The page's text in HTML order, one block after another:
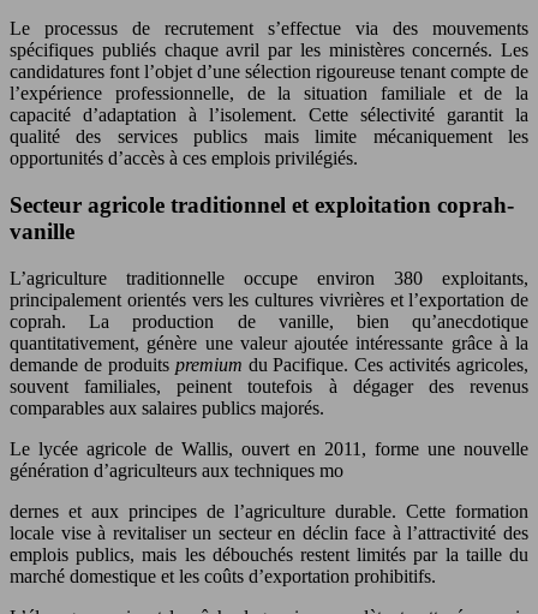
Le processus de recrutement s’effectue via des mouvements
spécifiques publiés chaque avril par les ministères concernés. Les
candidatures font l’objet d’une sélection rigoureuse tenant compte de
l’expérience professionnelle, de la situation familiale et de la
capacité d’adaptation à l’isolement. Cette sélectivité garantit la
qualité des services publics mais limite mécaniquement les
opportunités d’accès à ces emplois privilégiés.
Secteur agricole traditionnel et exploitation coprah-
vanille
L’agriculture traditionnelle occupe environ 380 exploitants,
principalement orientés vers les cultures vivrières et l’exportation de
coprah. La production de vanille, bien qu’anecdotique
quantitativement, génère une valeur ajoutée intéressante grâce à la
demande de produits premium du Pacifique. Ces activités agricoles,
souvent familiales, peinent toutefois à dégager des revenus
comparables aux salaires publics majorés.
Le lycée agricole de Wallis, ouvert en 2011, forme une nouvelle
génération d’agriculteurs aux techniques mo
dernes et aux principes de l’agriculture durable. Cette formation
locale vise à revitaliser un secteur en déclin face à l’attractivité des
emplois publics, mais les débouchés restent limités par la taille du
marché domestique et les coûts d’exportation prohibitifs.